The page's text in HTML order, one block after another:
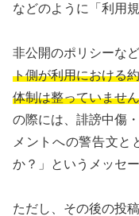
などのように「利用
非公開のポリシーな
ト側が利用における
体制は整っていません
の際には、誹謗中傷
メントへの警告文と
か？」というメッセ
ただし、その後の投